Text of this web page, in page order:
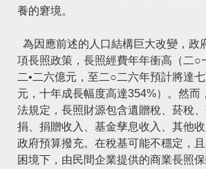
養的窘境。
為因應前述的人口結構巨大改變，政
項長照政策，長照經費年年衝高（二○
二•二六億元，至二○二六年預計將達
元，十年成長幅度高達354%）。然而
法規定，長照財源包含遺贈稅、菸稅
捐、捐贈收入、基金孳息收入、其他
政府預算撥充。在稅基可能不穩定，
困境下，由民間企業提供的商業長照